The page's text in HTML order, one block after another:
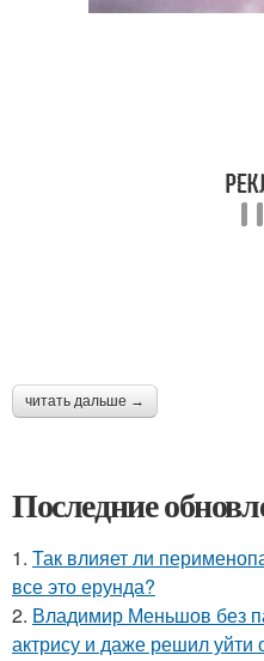
читать дальше →
Последние
1. Так влияет ли
все это ерунда?
2. Владимир Меньшов без
актрису и даже решил уйти